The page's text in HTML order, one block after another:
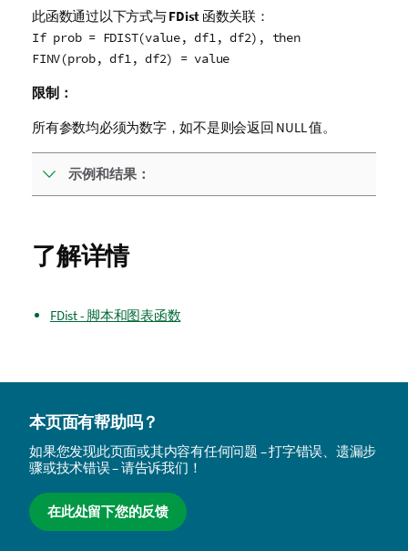
此函数通过以下方式与FDist 函数关联：
If prob = FDIST(value, df1, df2), then
FINV(prob, df1, df2) = value
限制：
所有参数均必须为数字，如不是则会返回 NULL值。
示例和结果：
了解详情
FDist - 脚本和图表函数
本页面有帮助吗？
如果您发现此页面或其内容有任何问题 – 打字错误、遗漏步
骤或技术错误 – 请告诉我们！
在此处留下您的反馈